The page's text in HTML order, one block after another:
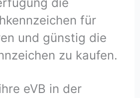
für
und günstig die
zu kaufen.
eVB in der